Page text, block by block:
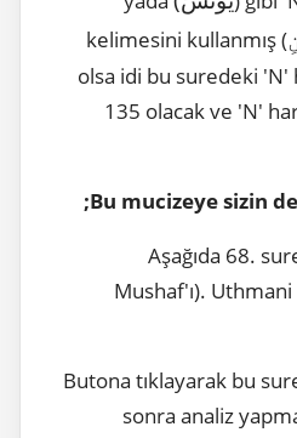
) kelimesini kullanmış
olsa idi bu suredeki 'N'
135 olacak ve 'N'
Bu mucizeye sizin
Aşağıda 68.
Mushaf'ı). Uthmani
Butona tıklayarak bu
sonra analiz